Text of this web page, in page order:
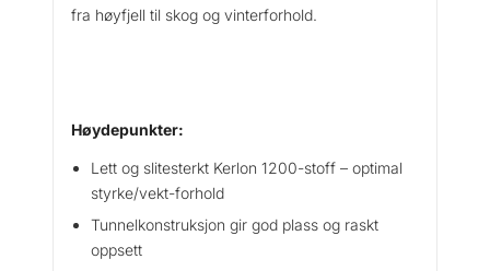
fra høyfjell til skog og vinterforhold.
Høydepunkter:
Lett og slitesterkt Kerlon 1200-stoff – optimal
styrke/vekt-forhold
Tunnelkonstruksjon gir god plass og raskt
oppsett